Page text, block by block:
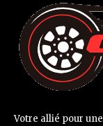
Votre allié pour